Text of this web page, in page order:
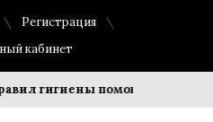
Регистрация
кабинет
гигиены помогает